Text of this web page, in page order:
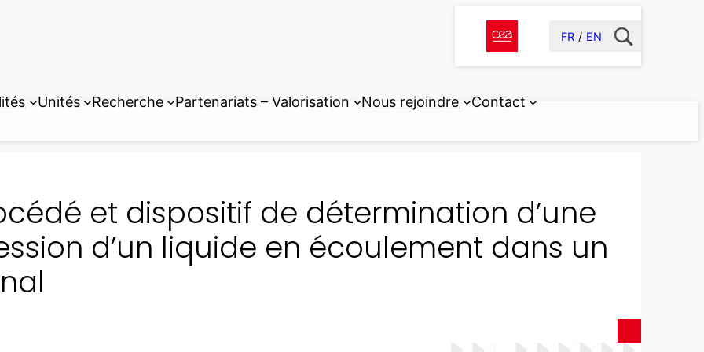
FR EN
Unités Recherche Partenariats – Valorisation Nous rejoindre Contact
et dispositif de détermination d’une
d’un liquide en écoulement dans un